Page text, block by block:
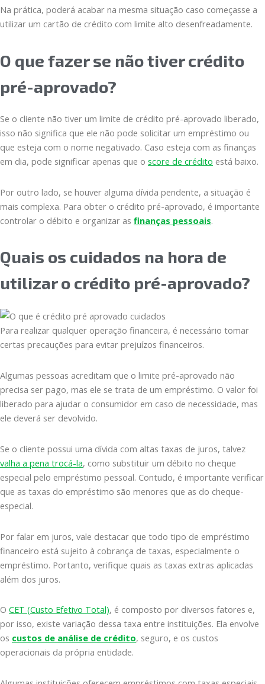
Na prática, poderá acabar na mesma situação caso começasse a
utilizar um cartão de crédito com limite alto desenfreadamente.
O que fazer se não tiver crédito
pré-aprovado?
Se o cliente não tiver um limite de crédito pré-aprovado liberado,
isso não significa que ele não pode solicitar um empréstimo ou
que esteja com o nome negativado. Caso esteja com as finanças
em dia, pode significar apenas que o score de crédito está baixo.
Por outro lado, se houver alguma dívida pendente, a situação é
mais complexa. Para obter o crédito pré-aprovado, é importante
controlar o débito e organizar as finanças pessoais.
Quais os cuidados na hora de
utilizar o crédito pré-aprovado?
Para realizar qualquer operação financeira, é necessário tomar
certas precauções para evitar prejuízos financeiros.
Algumas pessoas acreditam que o limite pré-aprovado não
precisa ser pago, mas ele se trata de um empréstimo. O valor foi
liberado para ajudar o consumidor em caso de necessidade, mas
ele deverá ser devolvido.
Se o cliente possui uma dívida com altas taxas de juros, talvez
valha a pena trocá-la, como substituir um débito no cheque
especial pelo empréstimo pessoal. Contudo, é importante verificar
que as taxas do empréstimo são menores que as do cheque-
especial.
Por falar em juros, vale destacar que todo tipo de empréstimo
financeiro está sujeito à cobrança de taxas, especialmente o
empréstimo. Portanto, verifique quais as taxas extras aplicadas
além dos juros.
O CET (Custo Efetivo Total), é composto por diversos fatores e,
por isso, existe variação dessa taxa entre instituições. Ela envolve
os custos de análise de crédito, seguro, e os custos
operacionais da própria entidade.